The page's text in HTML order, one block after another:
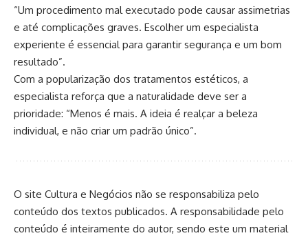
“Um procedimento mal executado pode causar assimetrias
e até complicações graves. Escolher um especialista
experiente é essencial para garantir segurança e um bom
resultado”.
Com a popularização dos tratamentos estéticos, a
especialista reforça que a naturalidade deve ser a
prioridade: “Menos é mais. A ideia é realçar a beleza
individual, e não criar um padrão único”.
O site Cultura e Negócios não se responsabiliza pelo
conteúdo dos textos publicados. A responsabilidade pelo
conteúdo é inteiramente do autor, sendo este um material